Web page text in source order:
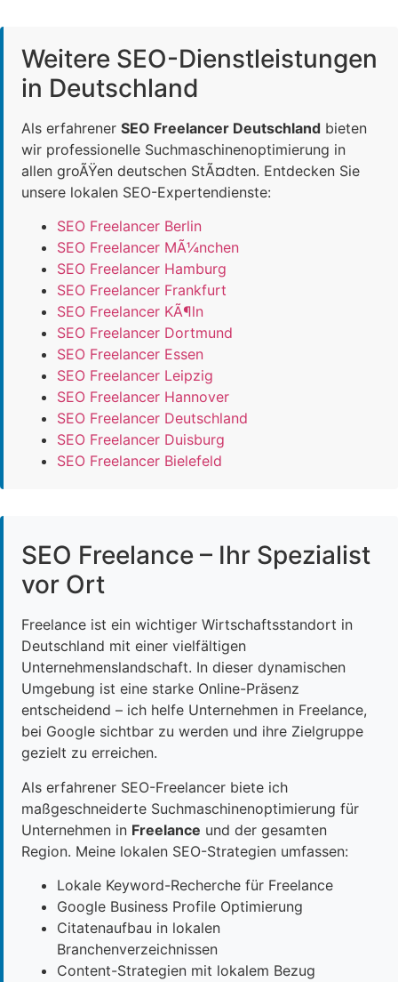
Weitere SEO-Dienstleistungen
in Deutschland
Als erfahrener SEO Freelancer Deutschland bieten
wir professionelle Suchmaschinenoptimierung in
allen groÃŸen deutschen StÃ¤dten. Entdecken Sie
unsere lokalen SEO-Expertendienste:
SEO Freelancer Berlin
SEO Freelancer MÃ¼nchen
SEO Freelancer Hamburg
SEO Freelancer Frankfurt
SEO Freelancer KÃ¶ln
SEO Freelancer Dortmund
SEO Freelancer Essen
SEO Freelancer Leipzig
SEO Freelancer Hannover
SEO Freelancer Deutschland
SEO Freelancer Duisburg
SEO Freelancer Bielefeld
SEO Freelance – Ihr Spezialist
vor Ort
Freelance ist ein wichtiger Wirtschaftsstandort in
Deutschland mit einer vielfältigen
Unternehmenslandschaft. In dieser dynamischen
Umgebung ist eine starke Online-Präsenz
entscheidend – ich helfe Unternehmen in Freelance,
bei Google sichtbar zu werden und ihre Zielgruppe
gezielt zu erreichen.
Als erfahrener SEO-Freelancer biete ich
maßgeschneiderte Suchmaschinenoptimierung für
Unternehmen in Freelance und der gesamten
Region. Meine lokalen SEO-Strategien umfassen:
Lokale Keyword-Recherche für Freelance
Google Business Profile Optimierung
Citatenaufbau in lokalen
Branchenverzeichnissen
Content-Strategien mit lokalem Bezug